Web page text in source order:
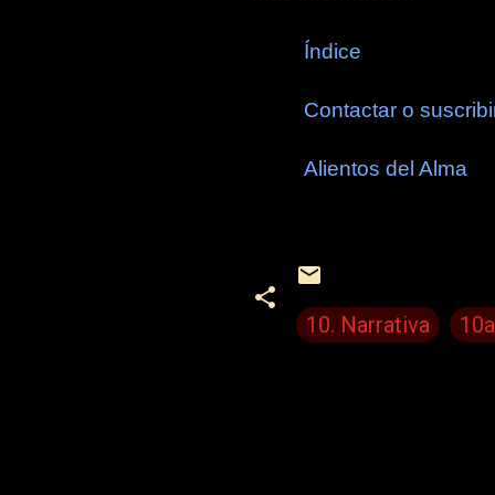
Índice
Contactar o
Alientos del Alma
10. Narrativa